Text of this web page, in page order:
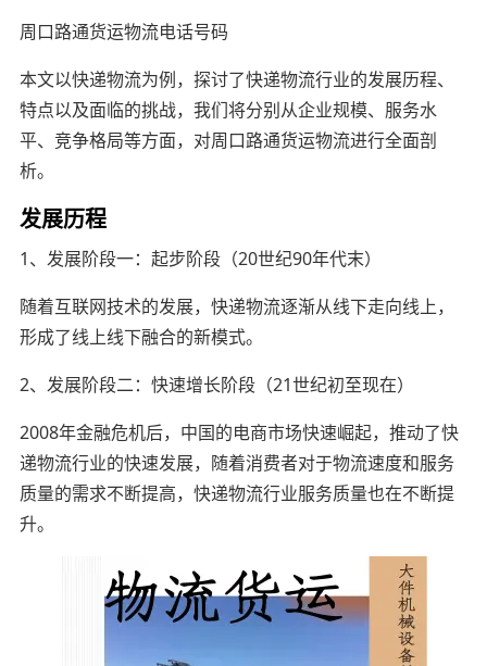
周口路通货运物流电话号码
本文以快递物流为例，探讨了快递物流行业的发展历程、
特点以及面临的挑战，我们将分别从企业规模、服务水
平、竞争格局等方面，对周口路通货运物流进行全面剖
析。
发展历程
1、发展阶段一：起步阶段（20世纪90年代末）
随着互联网技术的发展，快递物流逐渐从线下走向线上，
形成了线上线下融合的新模式。
2、发展阶段二：快速增长阶段（21世纪初至现在）
2008年金融危机后，中国的电商市场快速崛起，推动了快
递物流行业的快速发展，随着消费者对于物流速度和服务
质量的需求不断提高，快递物流行业服务质量也在不断提
升。